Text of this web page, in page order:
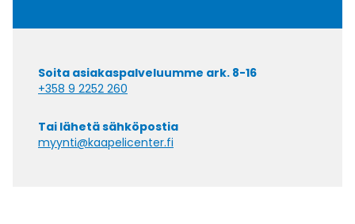
Soita asiakaspalveluumme ark. 8-16
+358 9 2252 260
Tai lähetä sähköpostia
myynti@kaapelicenter.fi